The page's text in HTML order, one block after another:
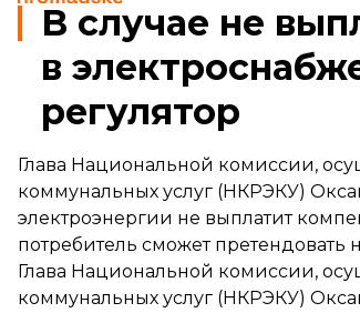
В случае не
в
регулятор
Глава Национальной комиссии,
коммунальных услуг (НКРЭКУ)
электроэнергии не выплатит
потребитель сможет
Глава Национальной комиссии,
коммунальных услуг (НКРЭКУ)